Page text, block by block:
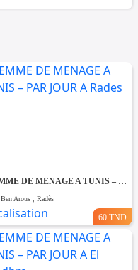
FEMME DE MENAGE A TUNIS – PAR JOUR A Rades
Ben Arous , Radès
60 TND